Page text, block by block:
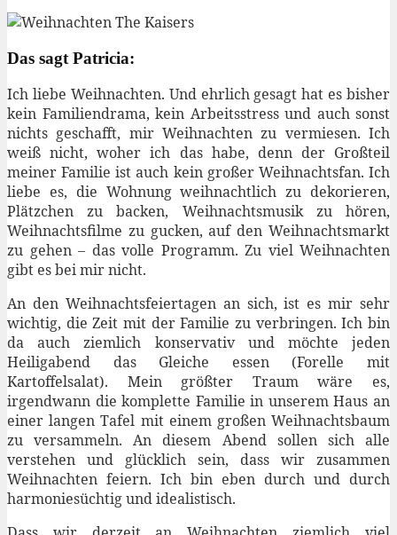
Das sagt Patricia:
Ich liebe Weihnachten. Und ehrlich gesagt hat es bisher
kein Familiendrama, kein Arbeitsstress und auch sonst
nichts geschafft, mir Weihnachten zu vermiesen. Ich
weiß nicht, woher ich das habe, denn der Großteil
meiner Familie ist auch kein großer Weihnachtsfan. Ich
liebe es, die Wohnung weihnachtlich zu dekorieren,
Plätzchen zu backen, Weihnachtsmusik zu hören,
Weihnachtsfilme zu gucken, auf den Weihnachtsmarkt
zu gehen – das volle Programm. Zu viel Weihnachten
gibt es bei mir nicht.
An den Weihnachtsfeiertagen an sich, ist es mir sehr
wichtig, die Zeit mit der Familie zu verbringen. Ich bin
da auch ziemlich konservativ und möchte jeden
Heiligabend das Gleiche essen (Forelle mit
Kartoffelsalat). Mein größter Traum wäre es,
irgendwann die komplette Familie in unserem Haus an
einer langen Tafel mit einem großen Weihnachtsbaum
zu versammeln. An diesem Abend sollen sich alle
verstehen und glücklich sein, dass wir zusammen
Weihnachten feiern. Ich bin eben durch und durch
harmoniesüchtig und idealistisch.